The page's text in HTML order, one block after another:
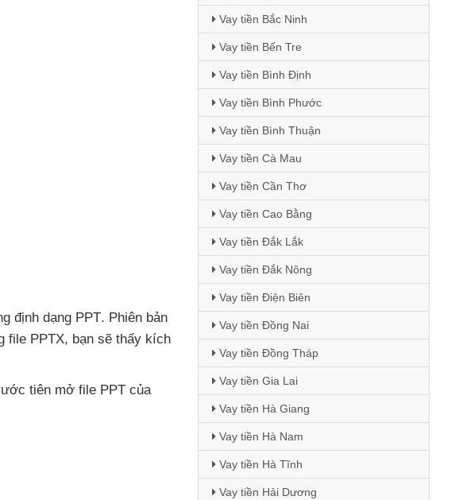
định dạng PPT. Phiên bản
file PPTX, bạn sẽ thấy kích
tiên mở file PPT của
Vay tiền Bắc Ninh
Vay tiền Bến Tre
Vay tiền Bình Định
Vay tiền Bình Phước
Vay tiền Bình Thuận
Vay tiền Cà Mau
Vay tiền Cần Thơ
Vay tiền Cao Bằng
Vay tiền Đắk Lắk
Vay tiền Đắk Nông
Vay tiền Điện Biên
Vay tiền Đồng Nai
Vay tiền Đồng Tháp
Vay tiền Gia Lai
Vay tiền Hà Giang
Vay tiền Hà Nam
Vay tiền Hà Tĩnh
Vay tiền Hải Dương